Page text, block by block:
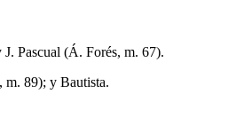
Pascual (Á. Forés, m. 67).
m. 89); y Bautista.